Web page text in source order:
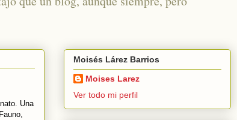
Una
Moisés Lárez Barrios
Moises Larez
Ver todo mi perfil